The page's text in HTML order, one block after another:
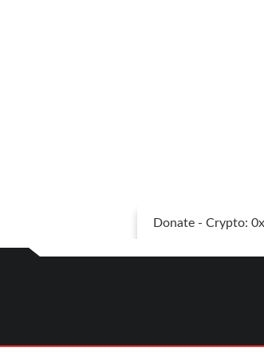
Donate - Crypto: